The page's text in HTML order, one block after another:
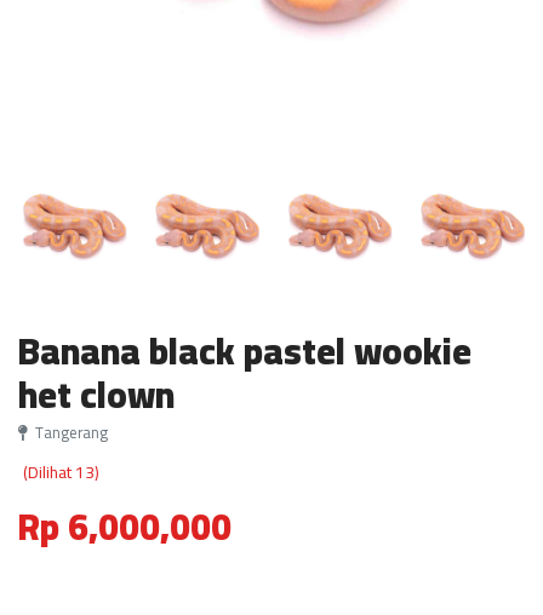
Banana black pastel wookie
het clown
Tangerang
(Dilihat 13)
Rp 6,000,000